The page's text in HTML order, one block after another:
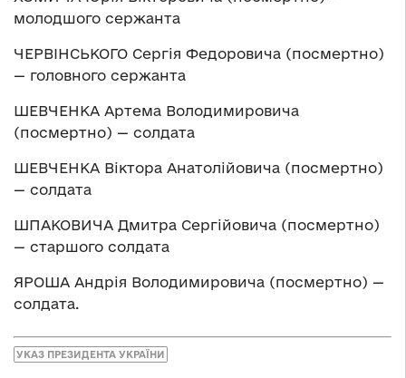
молодшого сержанта
ЧЕРВІНСЬКОГО Сергія Федоровича (посмертно)
— головного сержанта
ШЕВЧЕНКА Артема Володимировича
(посмертно) — солдата
ШЕВЧЕНКА Віктора Анатолійовича (посмертно)
— солдата
ШПАКОВИЧА Дмитра Сергійовича (посмертно)
— старшого солдата
ЯРОША Андрія Володимировича (посмертно) —
солдата.
УКАЗ ПРЕЗИДЕНТА УКРАЇНИ